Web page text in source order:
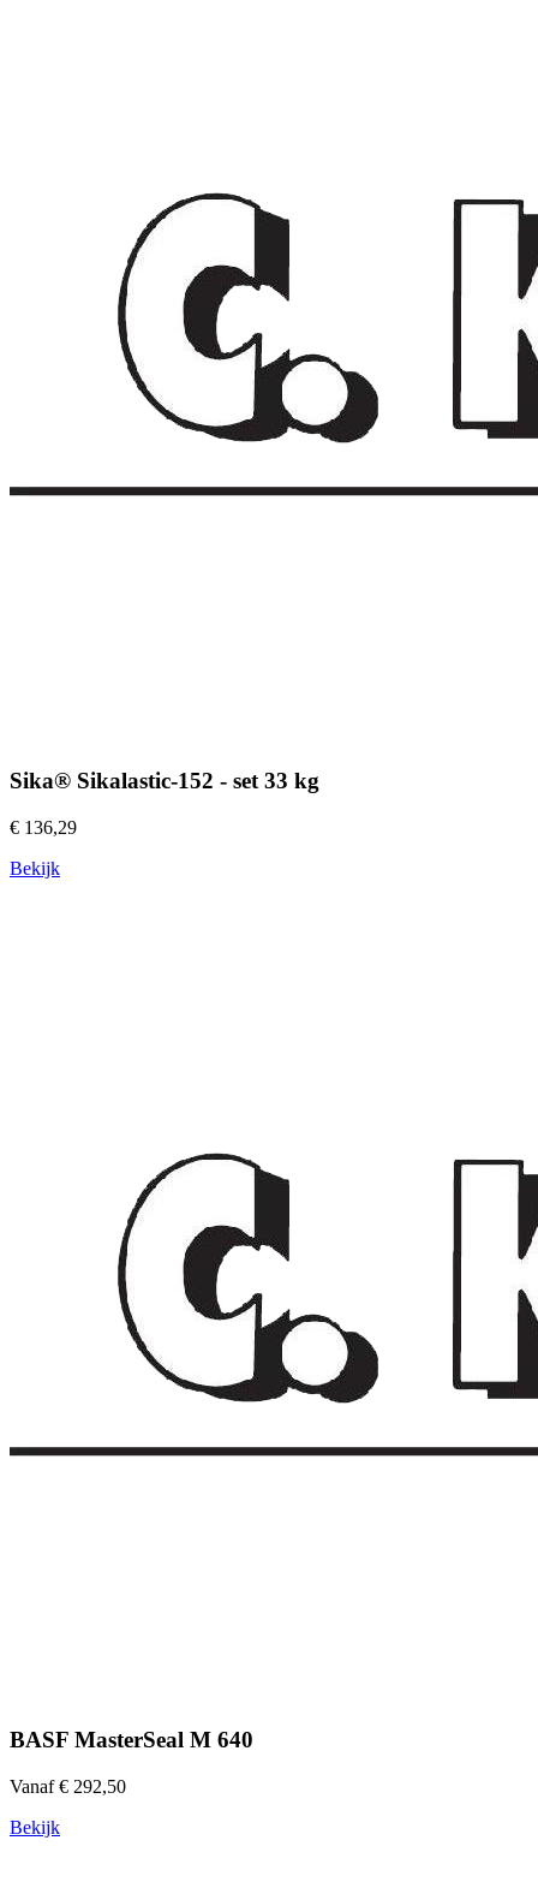
Sika® Sikalastic-152 - set 33 kg
€ 136,29
Bekijk
BASF MasterSeal M 640
Vanaf € 292,50
Bekijk